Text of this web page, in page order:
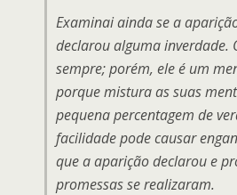
Examinai ainda se a
declarou alguma inverdade.
sempre; porém, ele é um
porque mistura as suas
pequena percentagem de
facilidade pode causar
que a aparição declarou e
promessas se realizaram.